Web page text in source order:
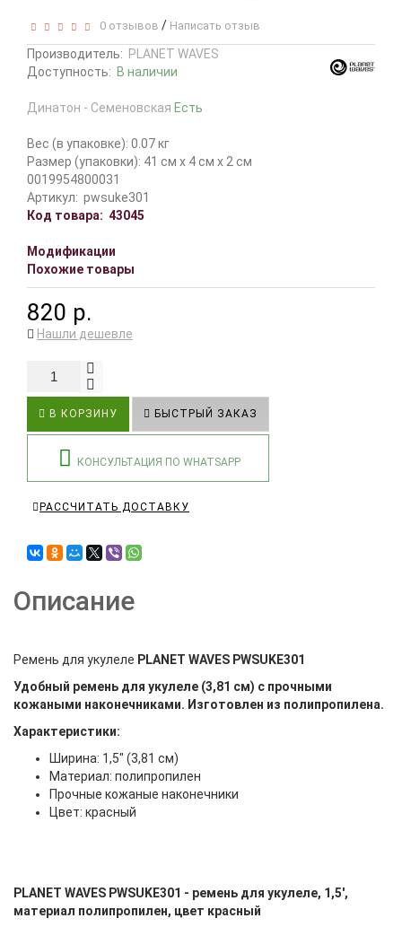
0 отзывов / Написать отзыв
Производитель: PLANET WAVES
Доступность: В наличии
Динатон - Семеновская Есть
Вес (в упаковке): 0.07 кг
Размер (упаковки): 41 см x 4 см x 2 см
0019954800031
Артикул: pwsuke301
Код товара: 43045
Модификации
Похожие товары
820 р.
Нашли дешевле
В КОРЗИНУ БЫСТРЫЙ ЗАКАЗ
КОНСУЛЬТАЦИЯ ПО WHATSAPP
РАССЧИТАТЬ ДОСТАВКУ
Описание
Ремень для укулеле PLANET WAVES PWSUKE301
Удобный ремень для укулеле (3,81 см) с прочными
кожаными наконечниками. Изготовлен из полипропилена.
Характеристики:
Ширина: 1,5" (3,81 см)
Материал: полипропилен
Прочные кожаные наконечники
Цвет: красный
PLANET WAVES PWSUKE301 - ремень для укулеле, 1,5',
материал полипропилен, цвет красный